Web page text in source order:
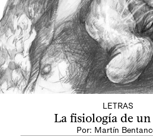
LETRAS
La fisiología de
Por: Martín